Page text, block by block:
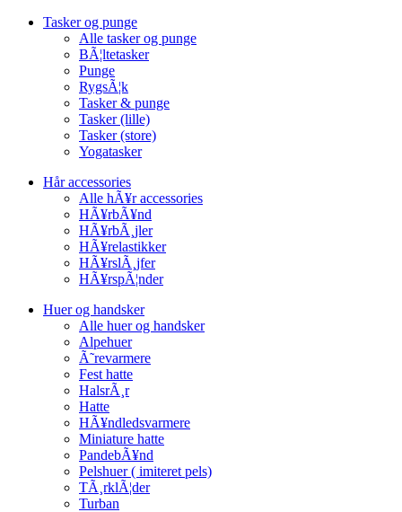
Tasker og punge
Alle tasker og punge
BÃ¦ltetasker
Punge
RygsÃ¦k
Tasker & punge
Tasker (lille)
Tasker (store)
Yogatasker
Hår accessories
Alle hÃ¥r accessories
HÃ¥rbÃ¥nd
HÃ¥rbÃ¸jler
HÃ¥relastikker
HÃ¥rslÃ¸jfer
HÃ¥rspÃ¦nder
Huer og handsker
Alle huer og handsker
Alpehuer
Ã˜revarmere
Fest hatte
HalsrÃ¸r
Hatte
HÃ¥ndledsvarmere
Miniature hatte
PandebÃ¥nd
Pelshuer ( imiteret pels)
TÃ¸rklÃ¦der
Turban